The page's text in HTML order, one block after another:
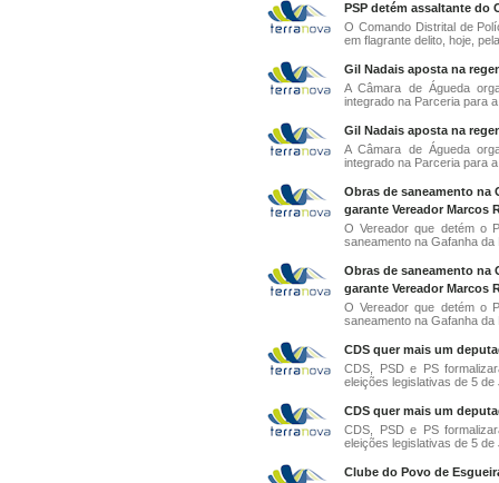
PSP detém assaltante do
O Comando Distrital de
em flagrante delito, hoje,
Gil Nadais aposta na
A Câmara de Águeda
integrado na Parceria para
Gil Nadais aposta na
A Câmara de Águeda
integrado na Parceria para
Obras de saneamento na
garante Vereador Marcos
O Vereador que detém o
saneamento na Gafanha
Obras de saneamento na
garante Vereador Marcos
O Vereador que detém o
saneamento na Gafanha
CDS quer mais um
CDS, PSD e PS
eleições legislativas de 5
CDS quer mais um
CDS, PSD e PS
eleições legislativas de 5
Clube do Povo de